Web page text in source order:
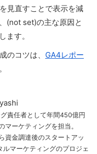
見直すことで表示を減
(not set)の主な原因と
ます。
のコツは、 GA4レポー
責任者として年間450億円
マーケティングを担当。
資金調達後のスタートアッ
マーケティングのプロジェ